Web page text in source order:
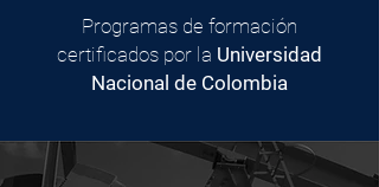
Programas de formación
certificados por la Universidad
Nacional de Colombia